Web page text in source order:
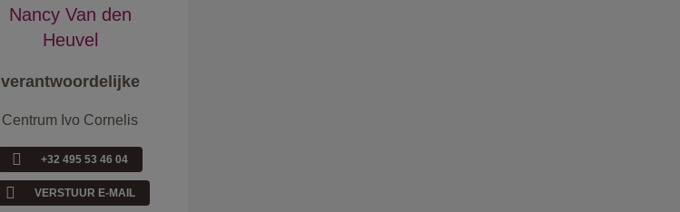
Nancy Van den
Heuvel
verantwoordelijke
Centrum Ivo Cornelis
+32 495 53 46 04
VERSTUUR E-MAIL